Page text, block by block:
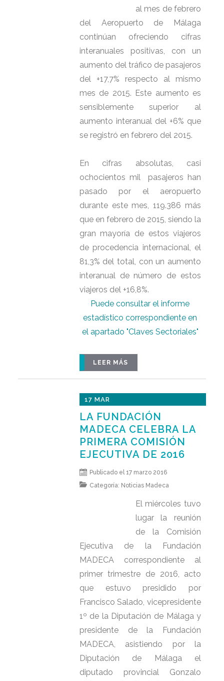
al mes de febrero
del Aeropuerto de Málaga
continúan ofreciendo cifras
interanuales positivas, con un
aumento del tráfico de pasajeros
del +17,7% respecto al mismo
mes de 2015. Este aumento es
sensiblemente superior al
aumento interanual del +6% que
se registró en febrero del 2015.
En cifras absolutas, casi
ochocientos mil pasajeros han
pasado por el aeropuerto
durante este mes, 119.386 más
que en febrero de 2015, siendo la
gran mayoría de estos viajeros
de procedencia internacional, el
81,3% del total, con un aumento
interanual de número de estos
viajeros del +16,8%.
Puede consultar el informe
estadístico correspondiente en
el apartado "Claves Sectoriales"
LEER MÁS
17 MAR
LA FUNDACIÓN
MADECA CELEBRA LA
PRIMERA COMISIÓN
EJECUTIVA DE 2016
Publicado el 17 marzo 2016
Categoría: Noticias Madeca
El miércoles tuvo
lugar la reunión
de la Comisión
Ejecutiva de la Fundación
MADECA correspondiente al
primer trimestre de 2016, acto
que estuvo presidido por
Francisco Salado, vicepresidente
1º de la Diputación de Málaga y
presidente de la Fundación
MADECA, asistiendo por la
Diputación de Málaga el
diputado provincial Gonzalo